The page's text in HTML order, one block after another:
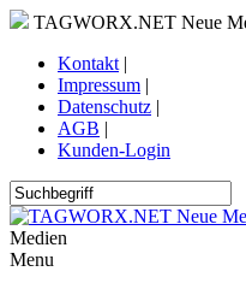
TAGWORX.NET Neue
Kontakt |
Impressum |
Datenschutz |
AGB |
Kunden-Login
Medien
Menu